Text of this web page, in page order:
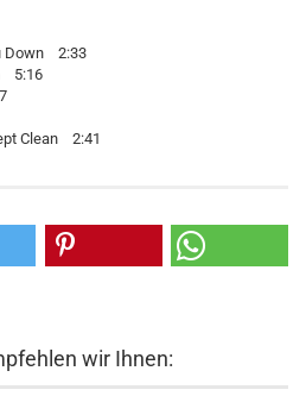
Down 2:33
5:16
Clean 2:41
wir Ihnen: